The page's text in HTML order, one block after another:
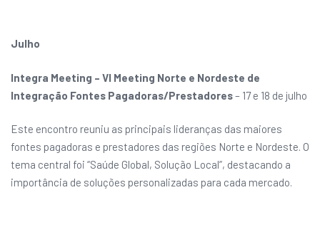
Julho
Integra Meeting – VI Meeting Norte e Nordeste de
Integração Fontes Pagadoras/Prestadores– 17 e 18 de julho
Este encontro reuniu as principais lideranças das maiores
fontes pagadoras e prestadores das regiões Norte e Nordeste. O
tema central foi “Saúde Global, Solução Local”, destacando a
importância de soluções personalizadas para cada mercado.